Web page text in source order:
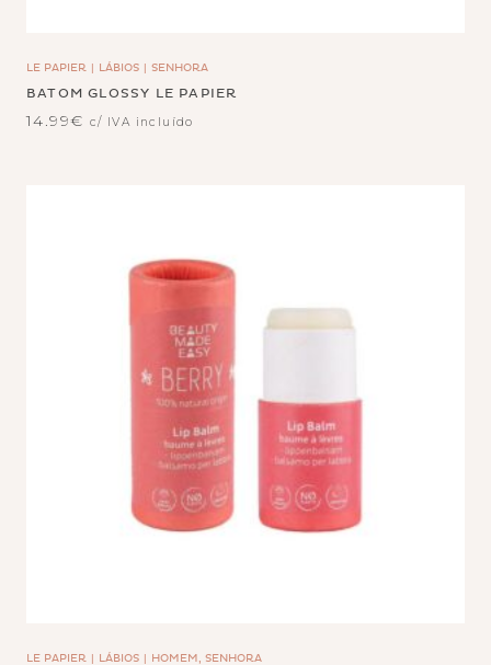
LE PAPIER LÁBIOS SENHORA
BATOM GLOSSY LE PAPIER
14.99€ c/ IVA incluído
LE PAPIER LÁBIOS HOMEM, SENHORA